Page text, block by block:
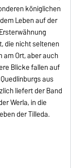
königlichen
Leben auf der
die nicht seltenen
Ort, aber auch
Blicke fallen auf
aus
liefert der Band
Werla, in die
der Tilleda.